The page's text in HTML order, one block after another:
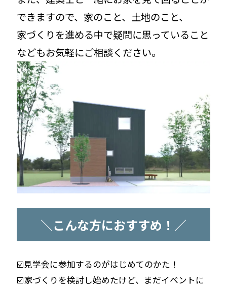
できますので、家のこと、土地のこと、
家づくりを進める中で疑問に思っていること
などもお気軽にご相談ください。
＼こんな方におすすめ！／
☑️見学会に参加するのがはじめてのかた！
☑️家づくりを検討し始めたけど、まだイベントに